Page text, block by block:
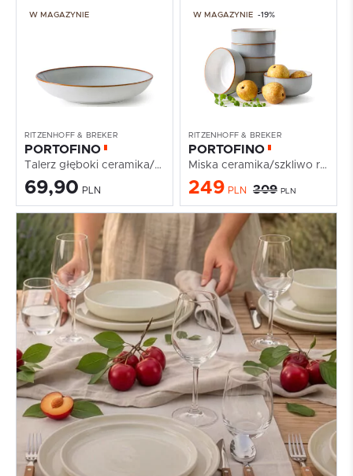
W MAGAZYNIE
RITZENHOFF & BREKER
PORTOFINO
Talerz głęboki ceramika/szkliwo reaktywne...
69,90 PLN
W MAGAZYNIE -19%
RITZENHOFF & BREKER
PORTOFINO
Miska ceramika/szkliwo reaktywne...
249 PLN 309 PLN